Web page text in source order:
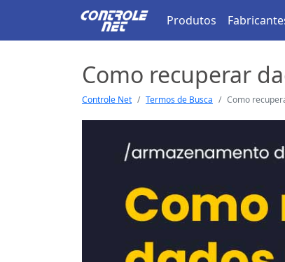
Produtos
Como recuperar
Controle Net Termos de Busca Como